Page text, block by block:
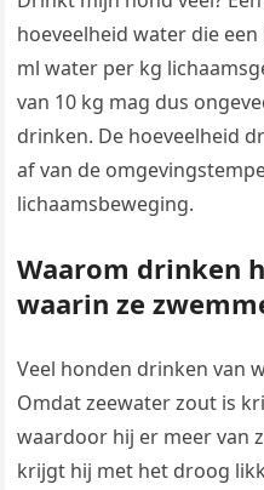
hoeveelheid water die
ml water per kg
van 10 kg mag dus
drinken. De hoeveelheid
af van de
lichaamsbeweging.
Waarom drinken
waarin ze
Veel honden drinken van
Omdat zeewater zout is
waardoor hij er meer van
krijgt hij met het droog